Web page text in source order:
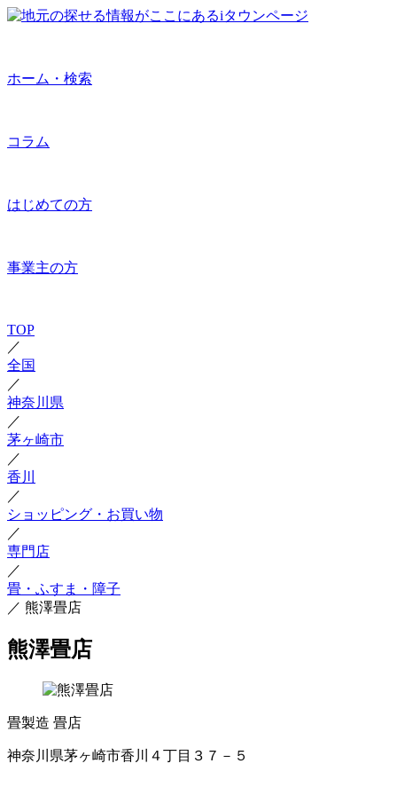
ホーム・検索
コラム
はじめての方
事業主の方
TOP
／
全国
／
神奈川県
／
茅ヶ崎市
／
香川
／
ショッピング・お買い物
／
専門店
／
畳・ふすま・障子
／ 熊澤畳店
熊澤畳店
畳製造 畳店
神奈川県茅ヶ崎市香川４丁目３７－５